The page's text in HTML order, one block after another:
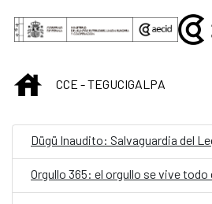
Saltar al contenido principal
INICIOCCE - TEGUCIGALPA
Orgullo 365: el orgullo se vive todo